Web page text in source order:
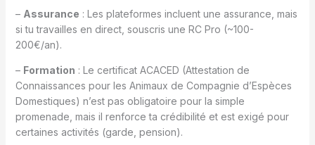
– Assurance : Les plateformes incluent une assurance, mais
si tu travailles en direct, souscris une RC Pro (~100-
200€/an).
– Formation : Le certificat ACACED (Attestation de
Connaissances pour les Animaux de Compagnie d’Espèces
Domestiques) n’est pas obligatoire pour la simple
promenade, mais il renforce ta crédibilité et est exigé pour
certaines activités (garde, pension).